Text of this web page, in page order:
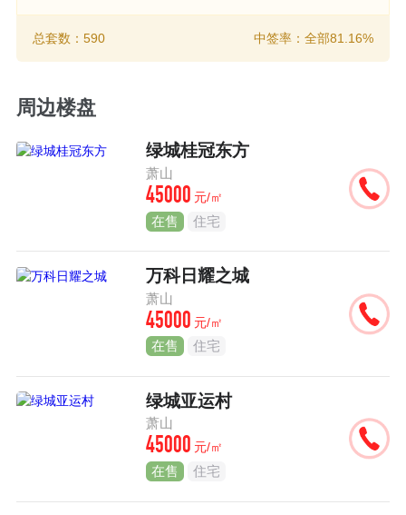
总套数：590 中签率：全部81.16%
周边楼盘
绿城桂冠东方
萧山
45000 元/㎡
在售 住宅
万科日耀之城
萧山
45000 元/㎡
在售 住宅
绿城亚运村
萧山
45000 元/㎡
在售 住宅